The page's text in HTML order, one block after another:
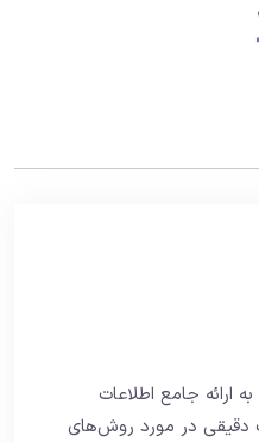
ارائه جامع اطلاعات
دقیقی در مورد روش‌های